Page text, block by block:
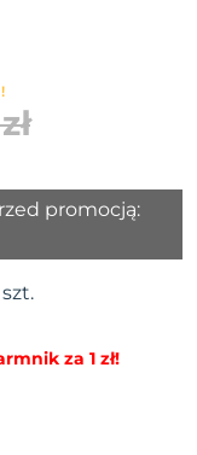
promocją:
za 1 zł!